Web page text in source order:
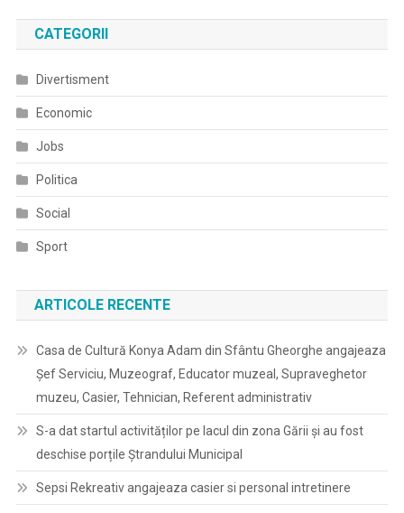
CATEGORII
Divertisment
Economic
Jobs
Politica
Social
Sport
ARTICOLE RECENTE
Casa de Cultură Konya Adam din Sfântu Gheorghe angajeaza
Șef Serviciu, Muzeograf, Educator muzeal, Supraveghetor
muzeu, Casier, Tehnician, Referent administrativ
S-a dat startul activităților pe lacul din zona Gării și au fost
deschise porțile Ștrandului Municipal
Sepsi Rekreativ angajeaza casier si personal intretinere